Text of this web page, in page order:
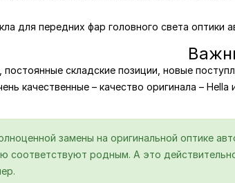
для передних фар головного света оптики
складские позиции, новые
качественные – качество оригинала –
замены на оригинальной оптике
соответствуют родным. А это